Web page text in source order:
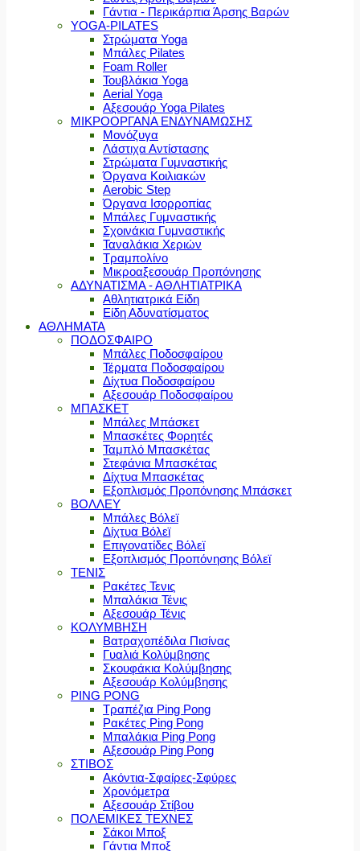
Γάντια - Περικάρπια Άρσης Βαρών
YOGA-PILATES
Στρώματα Yoga
Μπάλες Pilates
Foam Roller
Τουβλάκια Yoga
Aerial Yoga
Αξεσουάρ Yoga Pilates
ΜΙΚΡΟΟΡΓΑΝΑ ΕΝΔΥΝΑΜΩΣΗΣ
Μονόζυγα
Λάστιχα Αντίστασης
Στρώματα Γυμναστικής
Όργανα Κοιλιακών
Aerobic Step
Όργανα Ισορροπίας
Μπάλες Γυμναστικής
Σχοινάκια Γυμναστικής
Ταναλάκια Χεριών
Τραμπολίνο
Μικροαξεσουάρ Προπόνησης
ΑΔΥΝΑΤΙΣΜΑ - ΑΘΛΗΤΙΑΤΡΙΚΑ
Αθλητιατρικά Είδη
Είδη Αδυνατίσματος
ΑΘΛΗΜΑΤΑ
ΠΟΔΟΣΦΑΙΡΟ
Μπάλες Ποδοσφαίρου
Τέρματα Ποδοσφαίρου
Δίχτυα Ποδοσφαίρου
Αξεσουάρ Ποδοσφαίρου
ΜΠΑΣΚΕΤ
Μπάλες Μπάσκετ
Μπασκέτες Φορητές
Ταμπλό Μπασκέτας
Στεφάνια Μπασκέτας
Δίχτυα Μπασκέτας
Εξοπλισμός Προπόνησης Μπάσκετ
ΒΟΛΛΕΥ
Μπάλες Βόλεϊ
Δίχτυα Βόλεϊ
Επιγονατίδες Βόλεϊ
Εξοπλισμός Προπόνησης Βόλεϊ
ΤΕΝΙΣ
Ρακέτες Τενις
Μπαλάκια Τένις
Αξεσουάρ Τένις
ΚΟΛΥΜΒΗΣΗ
Βατραχοπέδιλα Πισίνας
Γυαλιά Κολύμβησης
Σκουφάκια Κολύμβησης
Αξεσουάρ Κολύμβησης
PING PONG
Τραπέζια Ping Pong
Ρακέτες Ping Pong
Μπαλάκια Ping Pong
Αξεσουάρ Ping Pong
ΣΤΙΒΟΣ
Ακόντια-Σφαίρες-Σφύρες
Χρονόμετρα
Αξεσουάρ Στίβου
ΠΟΛΕΜΙΚΕΣ ΤΕΧΝΕΣ
Σάκοι Μποξ
Γάντια Μποξ